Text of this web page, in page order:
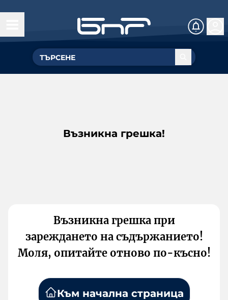
Възникна грешка!
Възникна грешка при
зареждането на съдържанието!
Моля, опитайте отново по-късно!
Към начална страница